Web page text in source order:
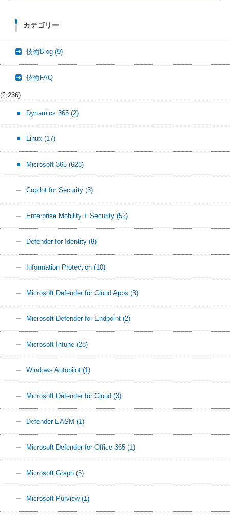
カテゴリー
技術Blog (9)
技術FAQ
(2,236)
Dynamics 365 (2)
Linux (17)
Microsoft 365 (628)
Copilot for Security (3)
Enterprise Mobility + Security (52)
Defender for Identity (8)
Information Protection (10)
Microsoft Defender for Cloud Apps (3)
Microsoft Defender for Endpoint (2)
Microsoft Intune (28)
Windows Autopilot (1)
Microsoft Defender for Cloud (3)
Defender EASM (1)
Microsoft Defender for Office 365 (1)
Microsoft Graph (5)
Microsoft Purview (1)